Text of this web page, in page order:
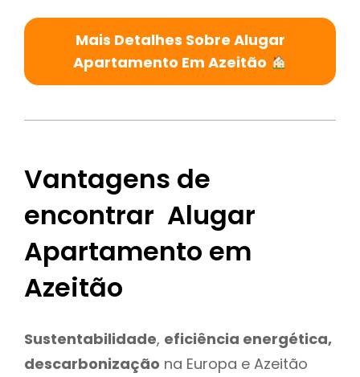
Mais Detalhes Sobre Alugar
Apartamento Em Azeitão
Vantagens de
encontrar Alugar
Apartamento em
Azeitão
Sustentabilidade, eficiência energética,
descarbonização na Europa e Azeitão